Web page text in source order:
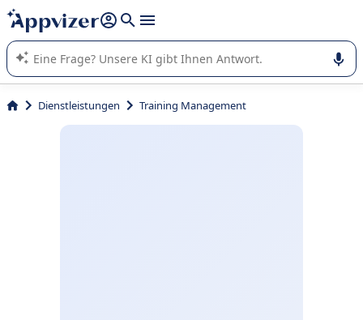
beantworten (mehrere Zeilen mit
Die KI von Appvizer führt Sie bei der Nutzung oder Auswahl
von SaaS-Software in Unternehmen.
Dienstleistungen Training Management